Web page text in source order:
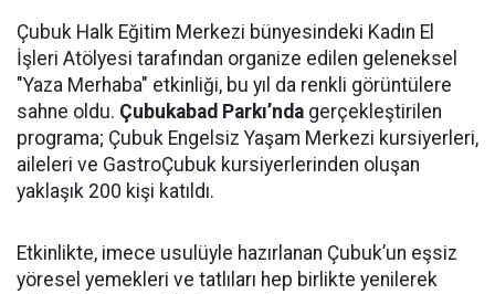
Çubuk Halk Eğitim Merkezi bünyesindeki Kadın El
İşleri Atölyesi tarafından organize edilen geleneksel
"Yaza Merhaba" etkinliği, bu yıl da renkli görüntülere
sahne oldu. Çubukabad Parkı’nda gerçekleştirilen
programa; Çubuk Engelsiz Yaşam Merkezi kursiyerleri,
aileleri ve GastroÇubuk kursiyerlerinden oluşan
yaklaşık 200 kişi katıldı.
Etkinlikte, imece usulüyle hazırlanan Çubuk’un eşsiz
yöresel yemekleri ve tatlıları hep birlikte yenilerek